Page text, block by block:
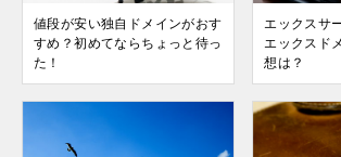
値段が安い独自ドメインがおす
すめ？初めてならちょっと待っ
た！
エックスサ
エックスド
想は？